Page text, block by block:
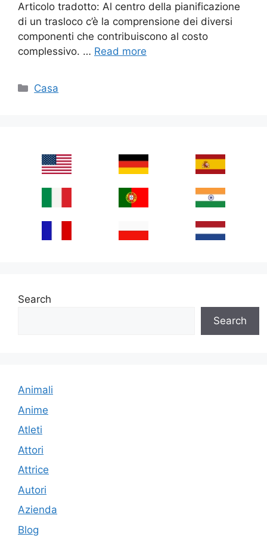
Articolo tradotto: Al centro della pianificazione
di un trasloco c’è la comprensione dei diversi
componenti che contribuiscono al costo
complessivo. … Read more
Categories
Casa
Search
Search
Animali
Anime
Atleti
Attori
Attrice
Autori
Azienda
Blog